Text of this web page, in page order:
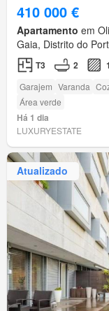
410 000 €
Apartamento em
Gaia, Distrito do
T3 2
Garajem Varanda
Área verde
Há 1 dia
LUXURYESTATE
Atualizado